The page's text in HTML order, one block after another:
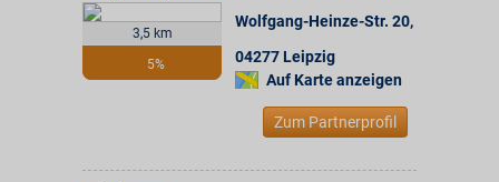
3,5 km
5%
Wolfgang-Heinze-Str. 20,
04277 Leipzig
Auf Karte anzeigen
Zum Partnerprofil